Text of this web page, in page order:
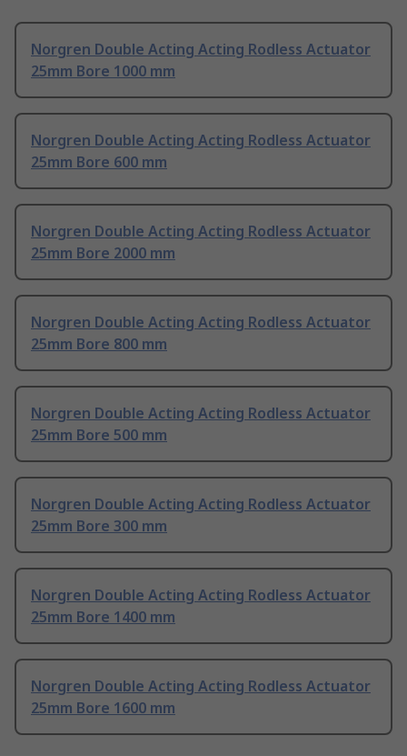
Norgren Double Acting Acting Rodless Actuator
25mm Bore 1000 mm
Norgren Double Acting Acting Rodless Actuator
25mm Bore 600 mm
Norgren Double Acting Acting Rodless Actuator
25mm Bore 2000 mm
Norgren Double Acting Acting Rodless Actuator
25mm Bore 800 mm
Norgren Double Acting Acting Rodless Actuator
25mm Bore 500 mm
Norgren Double Acting Acting Rodless Actuator
25mm Bore 300 mm
Norgren Double Acting Acting Rodless Actuator
25mm Bore 1400 mm
Norgren Double Acting Acting Rodless Actuator
25mm Bore 1600 mm